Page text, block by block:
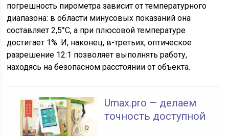
погрешность пирометра зависит от температурного
диапазона: в области минусовых показаний она
составляет 2,5°С, а при плюсовой температуре
достигает 1%. И, наконец, в-третьих, оптическое
разрешение 12:1 позволяет выполнять работу,
находясь на безопасном расстоянии от объекта.
Umax.pro — делаем
точность доступной